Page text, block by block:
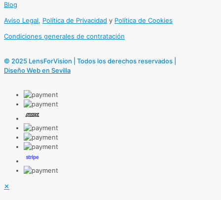
Blog
Aviso Legal, Política de Privacidad y Política de Cookies
Condiciones generales de contratación
© 2025 LensForVision | Todos los derechos reservados |
Diseño Web en Sevilla
✕